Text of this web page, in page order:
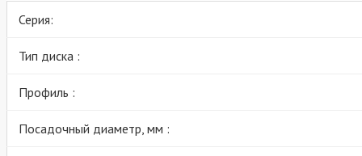
Серия:
Тип диска :
Профиль :
Посадочный диаметр, мм :